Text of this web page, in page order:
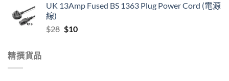
UK 13Amp Fused BS 1363 Plug Power Cord (電源
線)
$28 Original
$10Current
精撰貨品